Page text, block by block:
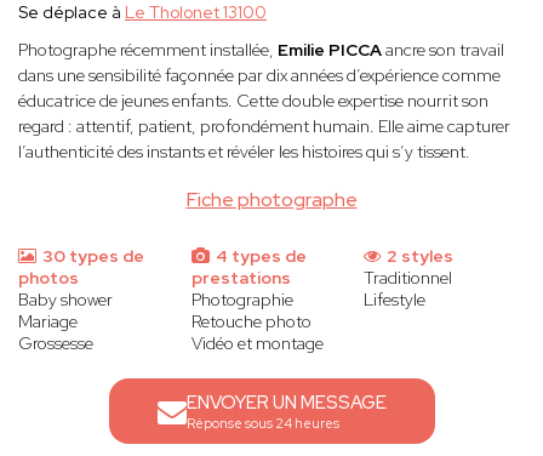
Fiche photographe
Se déplace à Le Tholonet 13100
Photographe récemment installée, Emilie PICCAancre son travail
dans une sensibilité façonnée par dix années d’expérience comme
éducatrice de jeunes enfants. Cette double expertise nourrit son
regard : attentif, patient, profondément humain. Elle aime capturer
l’authenticité des instants et révéler les histoires qui s’y tissent.
30 types de
photos
Baby shower
Mariage
Grossesse
4 types de
prestations
Photographie
Retouche photo
Vidéo et montage
2 styles
Traditionnel
Lifestyle
ENVOYER UN MESSAGE
Réponse sous 24 heures